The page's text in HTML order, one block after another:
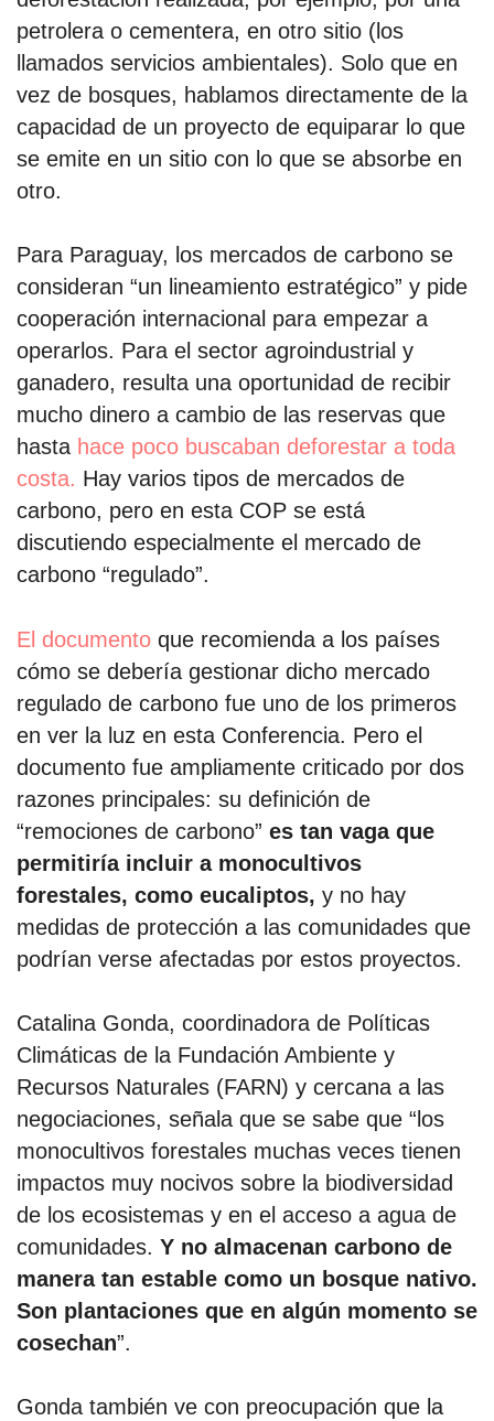
petrolera o cementera, en otro sitio (los
llamados servicios ambientales). Solo que en
vez de bosques, hablamos directamente de la
capacidad de un proyecto de equiparar lo que
se emite en un sitio con lo que se absorbe en
otro.
Para Paraguay, los mercados de carbono se
consideran “un lineamiento estratégico” y pide
cooperación internacional para empezar a
operarlos. Para el sector agroindustrial y
ganadero, resulta una oportunidad de recibir
mucho dinero a cambio de las reservas que
hasta hace poco buscaban deforestar a toda
costa. Hay varios tipos de mercados de
carbono, pero en esta COP se está
discutiendo especialmente el mercado de
carbono “regulado”.
El documento que recomienda a los países
cómo se debería gestionar dicho mercado
regulado de carbono fue uno de los primeros
en ver la luz en esta Conferencia. Pero el
documento fue ampliamente criticado por dos
razones principales: su definición de
“remociones de carbono” es tan vaga que
permitiría incluir a monocultivos
forestales, como eucaliptos, y no hay
medidas de protección a las comunidades que
podrían verse afectadas por estos proyectos.
Catalina Gonda, coordinadora de Políticas
Climáticas de la Fundación Ambiente y
Recursos Naturales (FARN) y cercana a las
negociaciones, señala que se sabe que “los
monocultivos forestales muchas veces tienen
impactos muy nocivos sobre la biodiversidad
de los ecosistemas y en el acceso a agua de
comunidades. Y no almacenan carbono de
manera tan estable como un bosque nativo.
Son plantaciones que en algún momento se
cosechan”.
Gonda también ve con preocupación que la